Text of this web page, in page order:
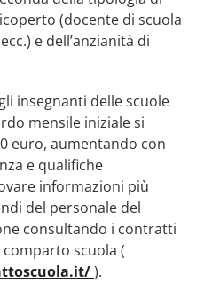
(docente di scuola
e dell’anzianità di
insegnanti delle scuole
mensile iniziale si
euro, aumentando con
e qualifiche
informazioni più
del personale del
consultando i contratti
scuola (
).